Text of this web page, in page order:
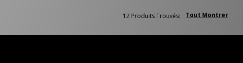
Tout Montrer
12 Produits Trouvés: